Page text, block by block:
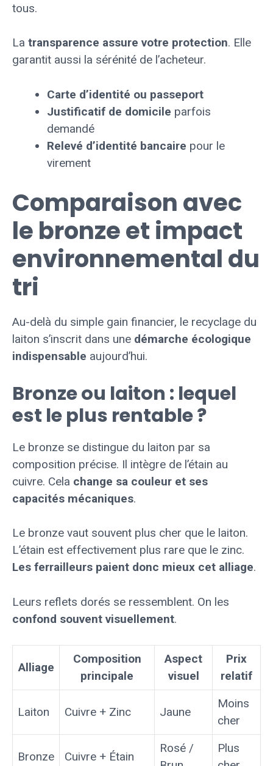
tous.
La transparence assure votre protection. Elle
garantit aussi la sérénité de l’acheteur.
Carte d’identité ou passeport
Justificatif de domicile parfois
demandé
Relevé d’identité bancaire pour le
virement
Comparaison avec
le bronze et impact
environnemental du
tri
Au-delà du simple gain financier, le recyclage du
laiton s’inscrit dans une démarche écologique
indispensable aujourd’hui.
Bronze ou laiton : lequel
est le plus rentable ?
Le bronze se distingue du laiton par sa
composition précise. Il intègre de l’étain au
cuivre. Cela change sa couleur et ses
capacités mécaniques.
Le bronze vaut souvent plus cher que le laiton.
L’étain est effectivement plus rare que le zinc.
Les ferrailleurs paient donc mieux cet alliage.
Leurs reflets dorés se ressemblent. On les
confond souvent visuellement.
Alliage
Composition
principale
Aspect
visuel
Prix
relatif
Laiton Cuivre + Zinc Jaune
Moins
cher
Bronze Cuivre + Étain
Rosé /
Plus